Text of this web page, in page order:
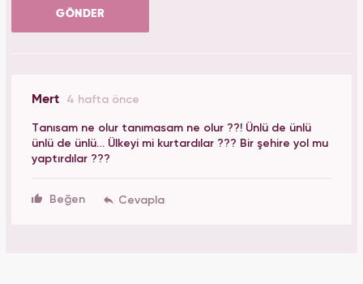
GÖNDER
Mert 4 hafta önce
Tanısam ne olur tanımasam ne olur ??! Ünlü de ünlü
ünlü de ünlü… Ülkeyi mi kurtardılar ??? Bir şehire yol mu
yaptırdılar ???
Beğen